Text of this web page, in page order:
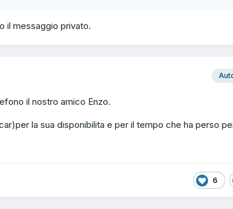
il messaggio privato.
il nostro amico Enzo.
la sua disponibilita e per il tempo che ha perso
6